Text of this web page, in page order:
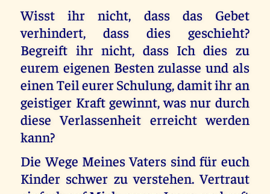
Wisst ihr nicht, dass das Gebet
verhindert, dass dies geschieht?
Begreift ihr nicht, dass Ich dies zu
eurem eigenen Besten zulasse und als
einen Teil eurer Schulung, damit ihr an
geistiger Kraft gewinnt, was nur durch
diese Verlassenheit erreicht werden
kann?
Die Wege Meines Vaters sind für euch
Kinder schwer zu verstehen. Vertraut